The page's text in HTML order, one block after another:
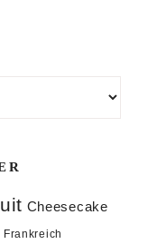
Cheesecake
Frankreich